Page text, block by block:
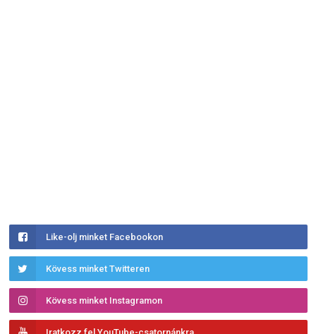
Like-olj minket Facebookon
Kövess minket Twitteren
Kövess minket Instagramon